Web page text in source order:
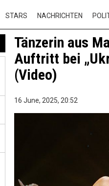
STARS NACHRICHTEN
Tänzerin aus
Auftritt bei
(Video)
16 June, 2025, 20:52